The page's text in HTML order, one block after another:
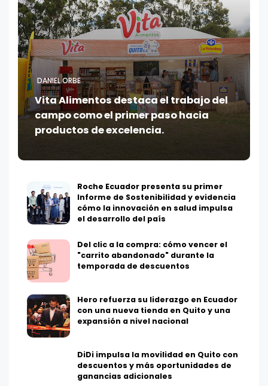
DANIEL ORBE
Vita Alimentos destaca el trabajo del
campo como el primer paso hacia
productos de excelencia.
Roche Ecuador presenta su primer
Informe de Sostenibilidad y evidencia
cómo la innovación en salud impulsa
el desarrollo del país
Del clic a la compra: cómo vencer el
"carrito abandonado" durante la
temporada de descuentos
Hero refuerza su liderazgo en Ecuador
con una nueva tienda en Quito y una
expansión a nivel nacional
DiDi impulsa la movilidad en Quito con
descuentos y más oportunidades de
ganancias adicionales